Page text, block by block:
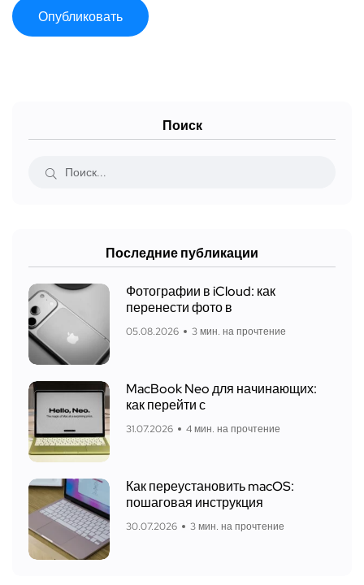
Поиск
Последние публикации
Фотографии в iCloud: как
перенести фото в
05.08.2026 3 мин. на прочтение
MacBook Neo для начинающих:
как перейти с
31.07.2026 4 мин. на прочтение
Как переустановить macOS:
пошаговая инструкция
30.07.2026 3 мин. на прочтение